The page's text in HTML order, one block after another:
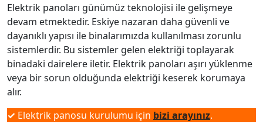
Elektrik panoları günümüz teknolojisi ile gelişmeye
devam etmektedir. Eskiye nazaran daha güvenli ve
dayanıklı yapısı ile binalarımızda kullanılması zorunlu
sistemlerdir. Bu sistemler gelen elektriği toplayarak
binadaki dairelere iletir. Elektrik panoları aşırı yüklenme
veya bir sorun olduğunda elektriği keserek korumaya
alır.
✓ Elektrik panosu kurulumu için bizi arayınız.